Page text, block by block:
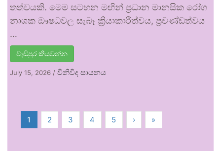
තත්වයකි. මෙම සටහන මඟින් ප්‍රධාන මානසික රෝග
නාශක ඖෂධවල සැබෑ ක්‍රියාකාරීත්වය, ප්‍රචණ්ඩත්වය
…
වැඩිපුර කියවන්න
July 15, 2026 / විනිවිද සායනය
1 2 3 4 5 › »